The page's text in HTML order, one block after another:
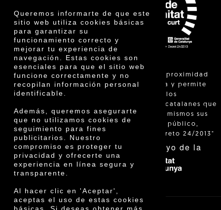
Queremos informarte de que este
sitio web utiliza cookies básicas
para garantizar su
funcionamiento correcto y
mejorar tu experiencia de
navegación. Estas cookies son
esenciales para que el sitio web
funcione correctamente y no
recopilan información personal
identificable.
Además, queremos asegurarte
que no utilizamos cookies de
seguimiento para fines
publicitarios. Nuestro
compromiso es proteger tu
privacidad y ofrecerte una
experiencia en línea segura y
transparente.
Al hacer clic en 'Aceptar',
aceptas el uso de estas cookies
Premios
Innovación
"La venta de proximidad
está regulada y permite
identificar a los
agricultores catalanes que
venden ellos mismos sus
productos al público,
según el Decreto 24/2013"
Con el apoyo de la